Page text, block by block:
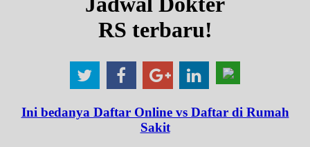
RS terbaru!
Ini bedanya Daftar Online vs Daftar di Rumah
Sakit